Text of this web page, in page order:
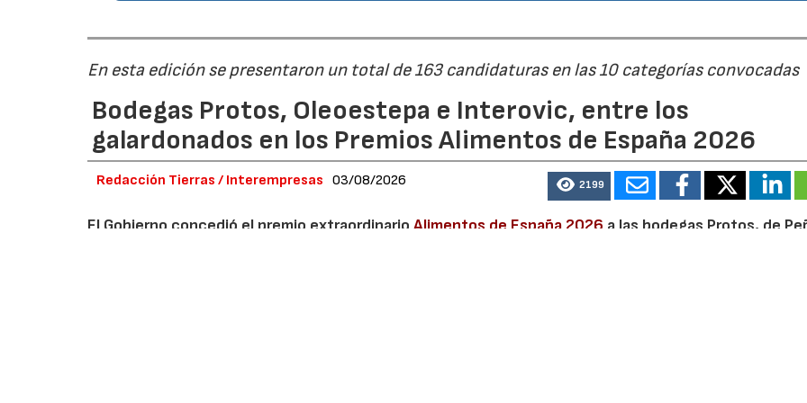
En esta edición se presentaron un total de 163 candidaturas en las 10 categorías convocadas
Bodegas Protos, Oleoestepa e Interovic, entre los
galardonados en los Premios Alimentos de España 2026
Redacción Tierras / Interempresas 03/08/2026 2199
El Gobierno concedió el premio extraordinarioAlimentos de España 2026 a las bodegas Protos, de